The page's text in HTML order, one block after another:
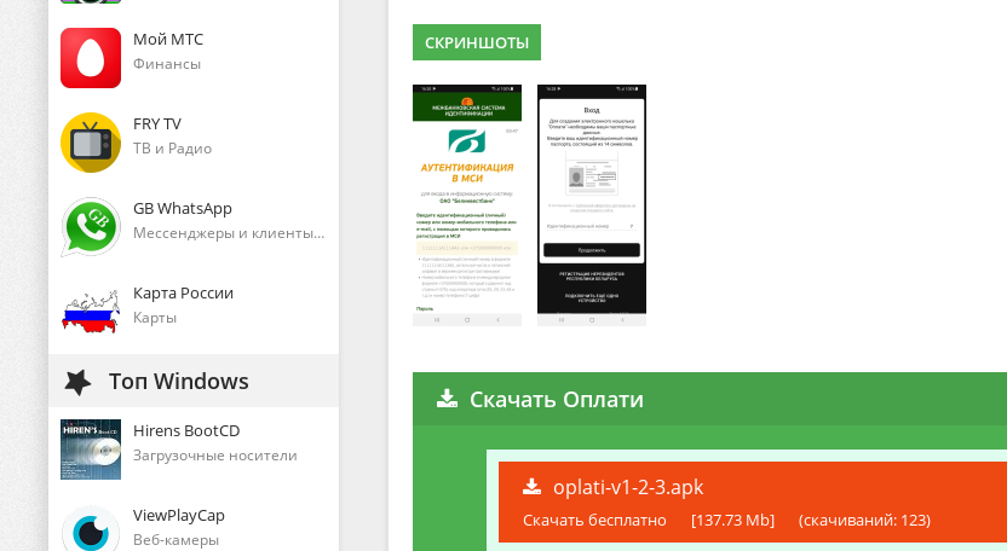
Мой МТС
Финансы
FRY TV
ТВ и Радио
GB WhatsApp
Мессенджеры и клиенты голосового общения
Карта России
Карты
Топ Windows
Hirens BootCD
Загрузочные носители
ViewPlayCap
Веб-камеры
СКРИНШОТЫ
Скачать Оплати
oplati-v1-2-3.apk
Скачать бесплатно [137.73 Mb] (cкачиваний: 123)